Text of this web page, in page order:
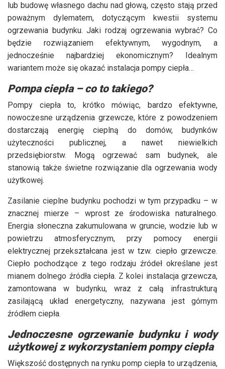
lub budowę własnego dachu nad głową, często stają przed
poważnym dylematem, dotyczącym kwestii systemu
ogrzewania budynku. Jaki rodzaj ogrzewania wybrać? Co
będzie rozwiązaniem efektywnym, wygodnym, a
jednocześnie najbardziej ekonomicznym? Idealnym
wariantem może się okazać instalacja pompy ciepła…
Pompa ciepła – co to takiego?
Pompy ciepła to, krótko mówiąc, bardzo efektywne,
nowoczesne urządzenia grzewcze, które z powodzeniem
dostarczają energię cieplną do domów, budynków
użyteczności publicznej, a nawet niewielkich
przedsiębiorstw. Mogą ogrzewać sam budynek, ale
stanowią także świetne rozwiązanie dla ogrzewania wody
użytkowej.
Zasilanie cieplne budynku pochodzi w tym przypadku – w
znacznej mierze – wprost ze środowiska naturalnego.
Energia słoneczna zakumulowana w gruncie, wodzie lub w
powietrzu atmosferycznym, przy pomocy energii
elektrycznej przekształcana jest w tzw. ciepło grzewcze.
Ciepło pochodzące z tego rodzaju źródeł określane jest
mianem dolnego źródła ciepła. Z kolei instalacja grzewcza,
zamontowana w budynku, wraz z całą infrastrukturą
zasilającą układ energetyczny, nazywana jest górnym
źródłem ciepła.
Jednoczesne ogrzewanie budynku i wody
użytkowej z wykorzystaniem pompy ciepła
Większość dostępnych na rynku pomp ciepła to urządzenia,